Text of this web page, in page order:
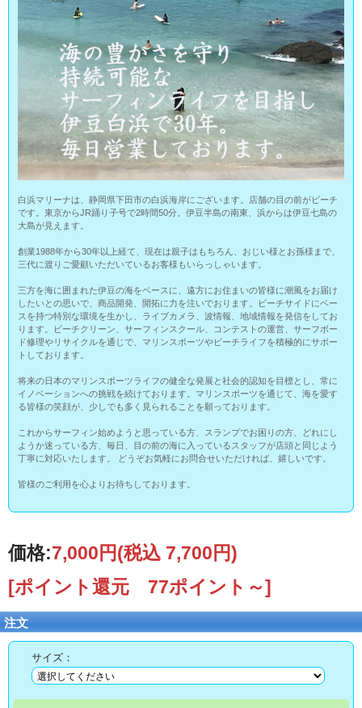
白浜マリーナは、静岡県下田市の白浜海岸にございます。店舗の目の前がビーチ
です。東京からJR踊り子号で2時間50分。伊豆半島の南東、浜からは伊豆七島の
大島が見えます。
創業1988年から30年以上経て、現在は親子はもちろん、おじい様とお孫様まで、
三代に渡りご愛顧いただいているお客様もいらっしゃいます。
三方を海に囲まれた伊豆の海をベースに、遠方にお住まいの皆様に潮風をお届け
したいとの思いで、商品開発、開拓に力を注いでおります。ビーチサイドにベー
スを持つ特別な環境を生かし、ライブカメラ、波情報、地域情報を発信をしてお
ります。ビーチクリーン、サーフィンスクール、コンテストの運営、サーフボー
ド修理やリサイクルを通じで、マリンスポーツやビーチライフを積極的にサポー
トしております。
将来の日本のマリンスポーツライフの健全な発展と社会的認知を目標とし、常に
イノベーションへの挑戦を続けております。マリンスポーツを通じて、海を愛す
る皆様の笑顔が、少しでも多く見られることを願っております。
これからサーフィン始めようと思っている方、スランプでお困りの方、どれにし
ようか迷っている方、毎日、目の前の海に入っているスタッフが店頭と同じよう
丁寧に対応いたします。 どうぞお気軽にお問合せいただければ、嬉しいです。
皆様のご利用を心よりお待ちしております。
価格:7,000円(税込 7,700円)
[ポイント還元 77ポイント～]
注文
サイズ：